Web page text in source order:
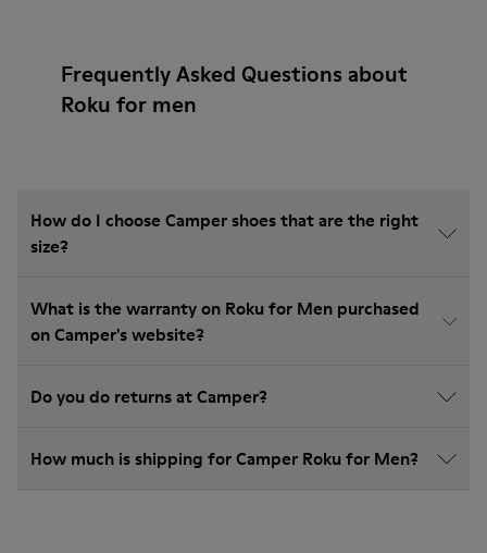
Frequently Asked Questions about
Roku for men
How do I choose Camper shoes that are the right
size?
What is the warranty on Roku for Men purchased
on Camper's website?
Do you do returns at Camper?
How much is shipping for Camper Roku for Men?